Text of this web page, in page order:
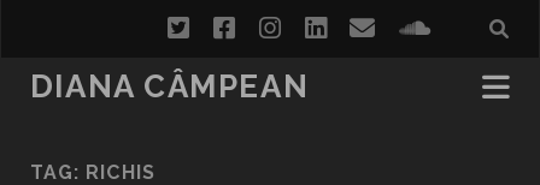
twitterfacebookinstagram
linkedin
email
DIANA CÂMPEAN
TAG: RICHIS